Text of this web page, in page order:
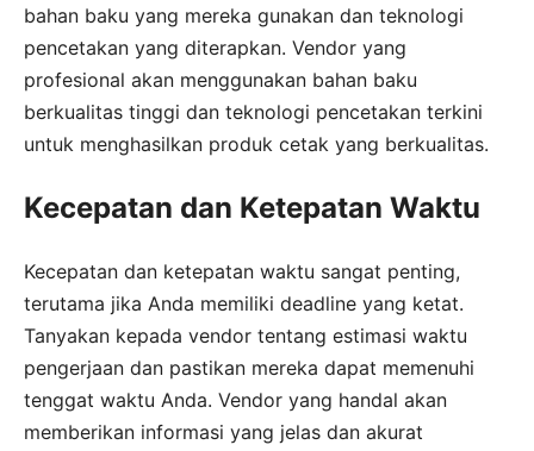
bahan baku yang mereka gunakan dan teknologi
pencetakan yang diterapkan. Vendor yang
profesional akan menggunakan bahan baku
berkualitas tinggi dan teknologi pencetakan terkini
untuk menghasilkan produk cetak yang berkualitas.
Kecepatan dan Ketepatan Waktu
Kecepatan dan ketepatan waktu sangat penting,
terutama jika Anda memiliki deadline yang ketat.
Tanyakan kepada vendor tentang estimasi waktu
pengerjaan dan pastikan mereka dapat memenuhi
tenggat waktu Anda. Vendor yang handal akan
memberikan informasi yang jelas dan akurat